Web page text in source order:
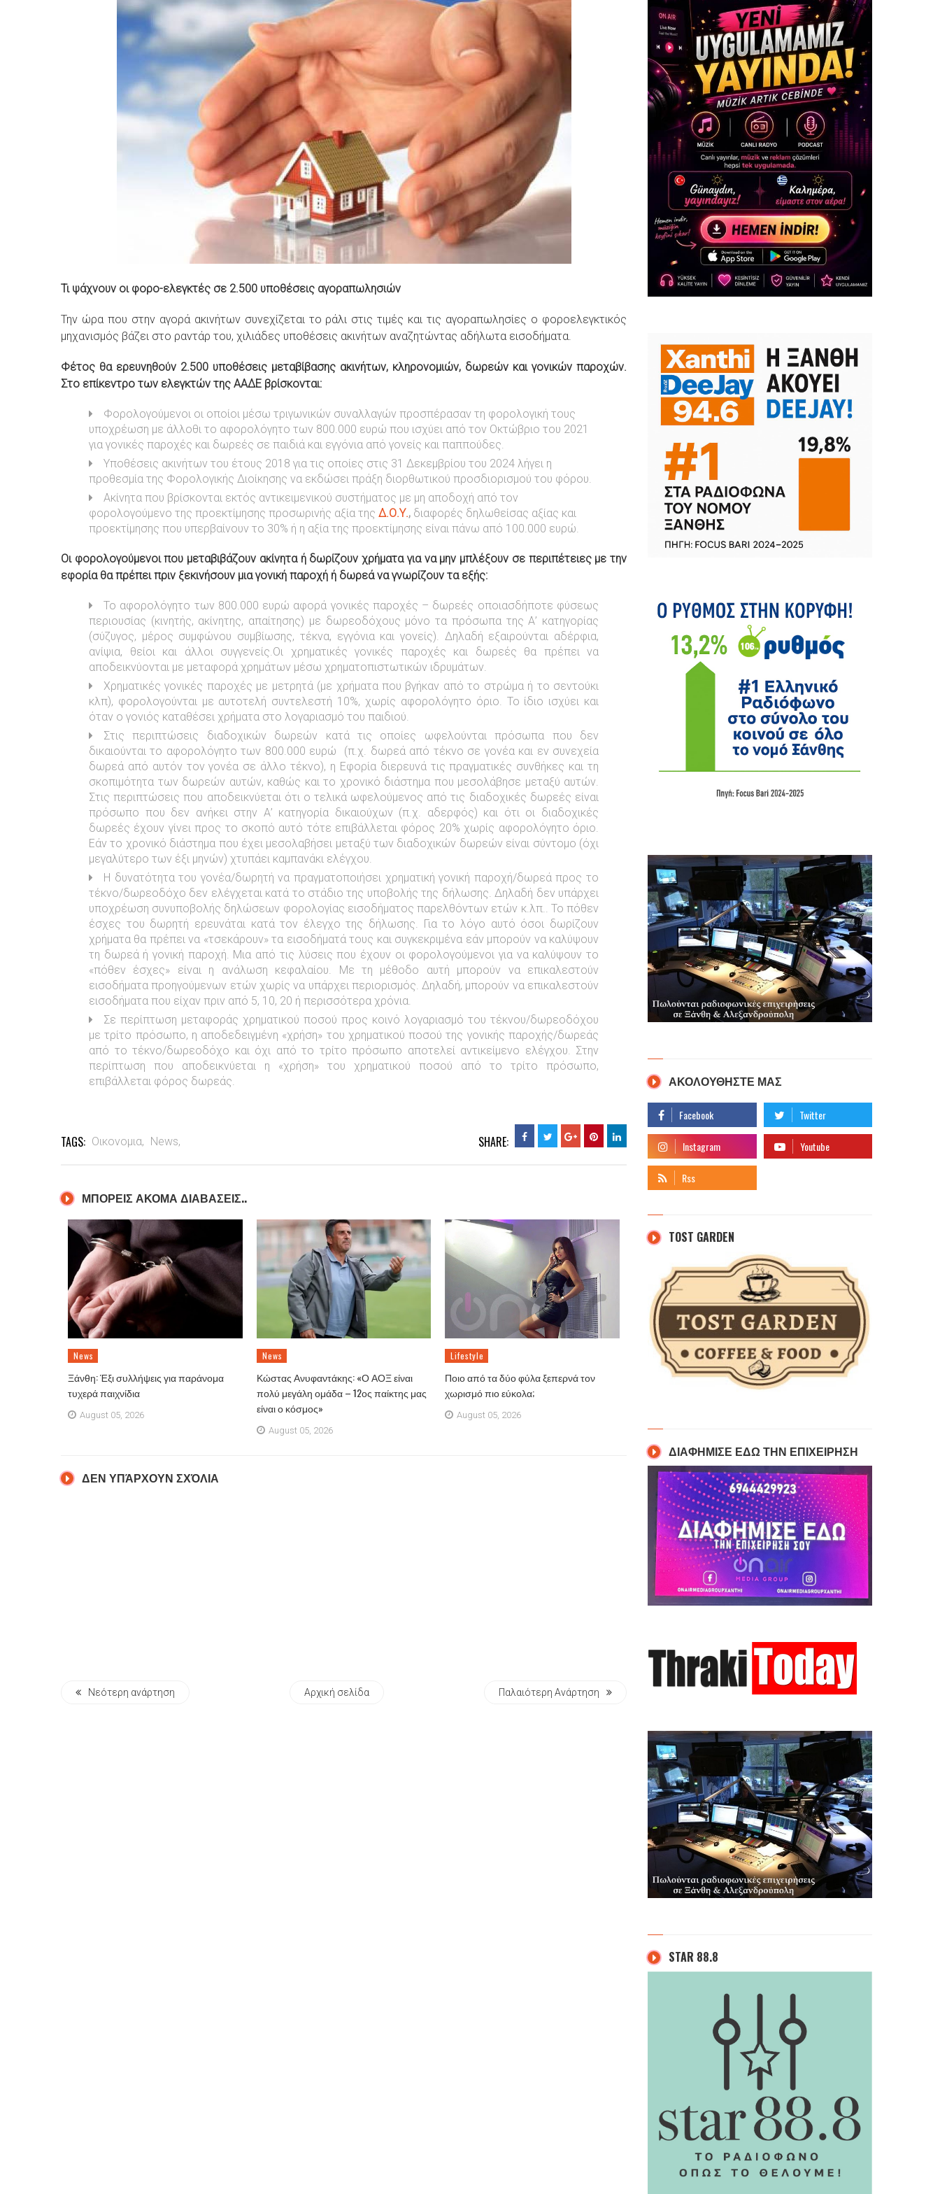
Τι ψάχνουν οι φορο-ελεγκτές σε 2.500 υποθέσεις αγοραπωλησιών
Την ώρα που στην αγορά ακινήτων συνεχίζεται το ράλι στις τιμές και τις αγοραπωλησίες ο φοροελεγκτικός
μηχανισμός βάζει στο ραντάρ του, χιλιάδες υποθέσεις ακινήτων αναζητώντας αδήλωτα εισοδήματα.
Φέτος θα ερευνηθούν 2.500 υποθέσεις μεταβίβασης ακινήτων, κληρονομιών, δωρεών και γονικών παροχών.
Στο επίκεντρο των ελεγκτών της ΑΑΔΕ βρίσκονται:
Φορολογούμενοι οι οποίοι μέσω τριγωνικών συναλλαγών προσπέρασαν τη φορολογική τους
υποχρέωση με άλλοθι το αφορολόγητο των 800.000 ευρώ που ισχύει από τον Οκτώβριο του 2021
για γονικές παροχές και δωρεές σε παιδιά και εγγόνια από γονείς και παππούδες.
Υποθέσεις ακινήτων του έτους 2018 για τις οποίες στις 31 Δεκεμβρίου του 2024 λήγει η
προθεσμία της Φορολογικής Διοίκησης να εκδώσει πράξη διορθωτικού προσδιορισμού του φόρου.
Ακίνητα που βρίσκονται εκτός αντικειμενικού συστήματος με μη αποδοχή από τον
φορολογούμενο της προεκτίμησης προσωρινής αξία της Δ.Ο.Υ., διαφορές δηλωθείσας αξίας και
προεκτίμησης που υπερβαίνουν το 30% ή η αξία της προεκτίμησης είναι πάνω από 100.000 ευρώ.
Οι φορολογούμενοι που μεταβιβάζουν ακίνητα ή δωρίζουν χρήματα για να μην μπλέξουν σε περιπέτειες με την
εφορία θα πρέπει πριν ξεκινήσουν μια γονική παροχή ή δωρεά να γνωρίζουν τα εξής:
Το αφορολόγητο των 800.000 ευρώ αφορά γονικές παροχές – δωρεές οποιασδήποτε φύσεως
περιουσίας (κινητής, ακίνητης, απαίτησης) με δωρεοδόχους μόνο τα πρόσωπα της Α’ κατηγορίας
(σύζυγος, μέρος συμφώνου συμβίωσης, τέκνα, εγγόνια και γονείς). Δηλαδή εξαιρούνται αδέρφια,
ανίψια, θείοι και άλλοι συγγενείς.Οι χρηματικές γονικές παροχές και δωρεές θα πρέπει να
αποδεικνύονται με μεταφορά χρημάτων μέσω χρηματοπιστωτικών ιδρυμάτων.
Χρηματικές γονικές παροχές με μετρητά (με χρήματα που βγήκαν από το στρώμα ή το σεντούκι
κλπ), φορολογούνται με αυτοτελή συντελεστή 10%, χωρίς αφορολόγητο όριο. Το ίδιο ισχύει και
όταν ο γονιός καταθέσει χρήματα στο λογαριασμό του παιδιού.
Στις περιπτώσεις διαδοχικών δωρεών κατά τις οποίες ωφελούνται πρόσωπα που δεν
δικαιούνται το αφορολόγητο των 800.000 ευρώ (π.χ. δωρεά από τέκνο σε γονέα και εν συνεχεία
δωρεά από αυτόν τον γονέα σε άλλο τέκνο), η Εφορία διερευνά τις πραγματικές συνθήκες και τη
σκοπιμότητα των δωρεών αυτών, καθώς και το χρονικό διάστημα που μεσολάβησε μεταξύ αυτών.
Στις περιπτώσεις που αποδεικνύεται ότι ο τελικά ωφελούμενος από τις διαδοχικές δωρεές είναι
πρόσωπο που δεν ανήκει στην Α’ κατηγορία δικαιούχων (π.χ. αδερφός) και ότι οι διαδοχικές
δωρεές έχουν γίνει προς το σκοπό αυτό τότε επιβάλλεται φόρος 20% χωρίς αφορολόγητο όριο.
Εάν το χρονικό διάστημα που έχει μεσολαβήσει μεταξύ των διαδοχικών δωρεών είναι σύντομο (όχι
μεγαλύτερο των έξι μηνών) χτυπάει καμπανάκι ελέγχου.
Η δυνατότητα του γονέα/δωρητή να πραγματοποιήσει χρηματική γονική παροχή/δωρεά προς το
τέκνο/δωρεοδόχο δεν ελέγχεται κατά το στάδιο της υποβολής της δήλωσης. Δηλαδή δεν υπάρχει
υποχρέωση συνυποβολής δηλώσεων φορολογίας εισοδήματος παρελθόντων ετών κ.λπ.. Το πόθεν
έσχες του δωρητή ερευνάται κατά τον έλεγχο της δήλωσης. Για το λόγο αυτό όσοι δωρίζουν
χρήματα θα πρέπει να «τσεκάρουν» τα εισοδήματά τους και συγκεκριμένα εάν μπορούν να καλύψουν
τη δωρεά ή γονική παροχή. Μια από τις λύσεις που έχουν οι φορολογούμενοι για να καλύψουν το
«πόθεν έσχες» είναι η ανάλωση κεφαλαίου. Με τη μέθοδο αυτή μπορούν να επικαλεστούν
εισοδήματα προηγούμενων ετών χωρίς να υπάρχει περιορισμός. Δηλαδή, μπορούν να επικαλεστούν
εισοδήματα που είχαν πριν από 5, 10, 20 ή περισσότερα χρόνια.
Σε περίπτωση μεταφοράς χρηματικού ποσού προς κοινό λογαριασμό του τέκνου/δωρεοδόχου
με τρίτο πρόσωπο, η αποδεδειγμένη «χρήση» του χρηματικού ποσού της γονικής παροχής/δωρεάς
από το τέκνο/δωρεοδόχο και όχι από το τρίτο πρόσωπο αποτελεί αντικείμενο ελέγχου. Στην
περίπτωση που αποδεικνύεται η «χρήση» του χρηματικού ποσού από το τρίτο πρόσωπο,
επιβάλλεται φόρος δωρεάς.
TAGS: Οικονομια, News, SHARE:
ΜΠΟΡΕΙΣ ΑΚΟΜΑ ΔΙΑΒΑΣΕΙΣ..
News
Ξάνθη: Έξι συλλήψεις για παράνομα
τυχερά παιχνίδια
August 05, 2026
News
Κώστας Ανυφαντάκης: «Ο ΑΟΞ είναι
πολύ μεγάλη ομάδα – 12ος παίκτης μας
είναι ο κόσμος»
August 05, 2026
Lifestyle
Ποιο από τα δύο φύλα ξεπερνά τον
χωρισμό πιο εύκολα;
August 05, 2026
ΔΕΝ ΥΠΆΡΧΟΥΝ ΣΧΌΛΙΑ
Νεότερη ανάρτηση Αρχική σελίδα Παλαιότερη Ανάρτηση
ΑΚΟΛΟΥΘΗΣΤΕ ΜΑΣ
TOST GARDEN
ΔΙΑΦΗΜΙΣΕ ΕΔΩ ΤΗΝ ΕΠΙΧΕΙΡΗΣΗ
STAR 88.8